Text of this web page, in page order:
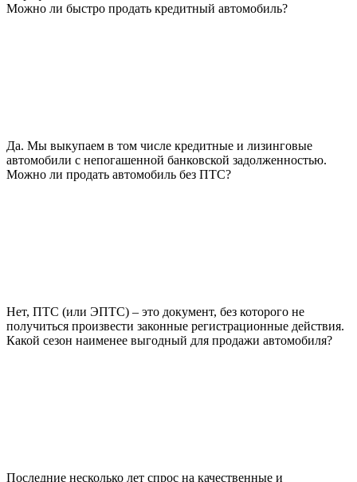
Можно ли быстро продать кредитный автомобиль?
Да. Мы выкупаем в том числе кредитные и лизинговые
автомобили с непогашенной банковской задолженностью.
Можно ли продать автомобиль без ПТС?
Нет, ПТС (или ЭПТС) – это документ, без которого не
получиться произвести законные регистрационные действия.
Какой сезон наименее выгодный для продажи автомобиля?
Последние несколько лет спрос на качественные и